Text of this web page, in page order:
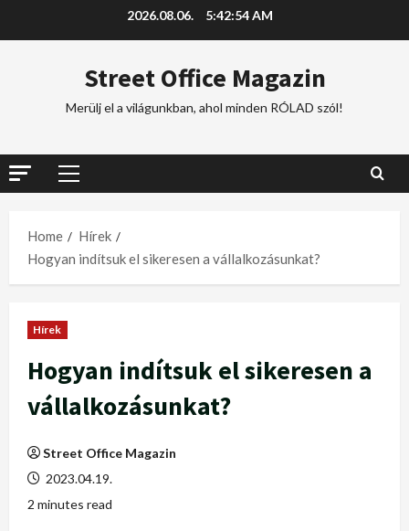
2026.08.06. 5:42:55 AM
Street Office Magazin
Merülj el a világunkban, ahol minden RÓLAD szól!
Home
Hírek
Hogyan indítsuk el sikeresen a vállalkozásunkat?
Hírek
Hogyan indítsuk el sikeresen a
vállalkozásunkat?
Street Office Magazin
2023.04.19.
2 minutes read